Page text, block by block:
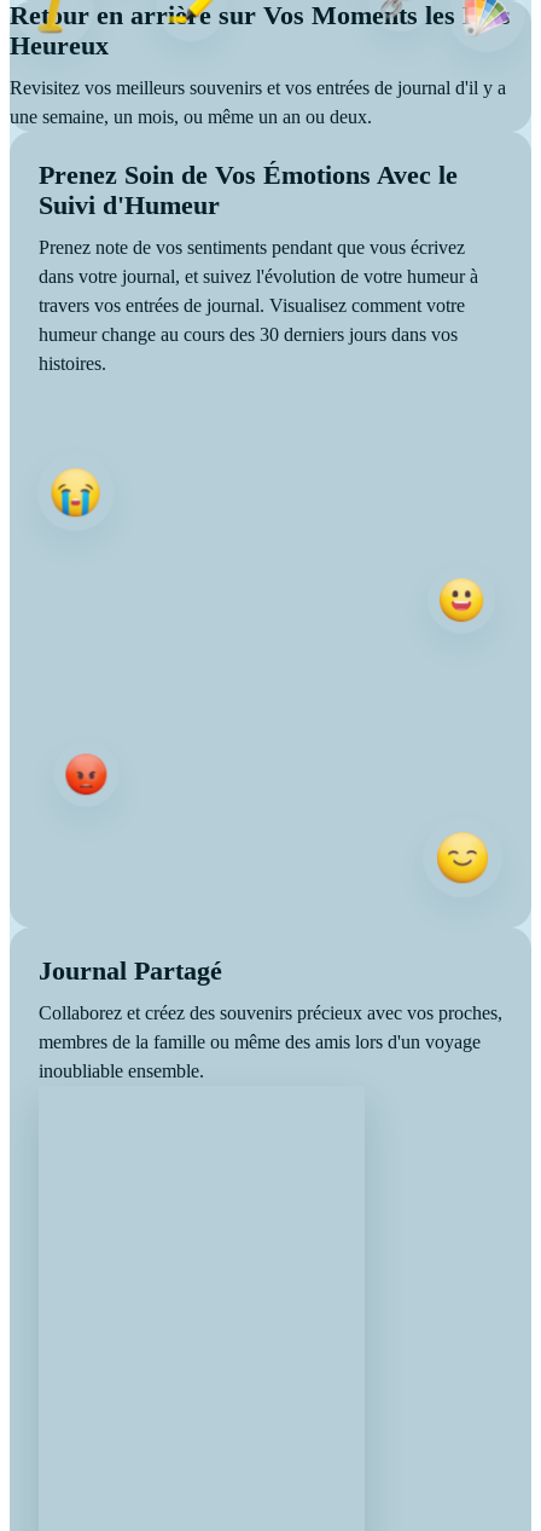
Retour en arrière sur Vos Moments les Plus
Heureux
Revisitez vos meilleurs souvenirs et vos entrées de journal d'il y a
une semaine, un mois, ou même un an ou deux.
Prenez Soin de Vos Émotions Avec le
Suivi d'Humeur
Prenez note de vos sentiments pendant que vous écrivez
dans votre journal, et suivez l'évolution de votre humeur à
travers vos entrées de journal. Visualisez comment votre
humeur change au cours des 30 derniers jours dans vos
histoires.
Journal Partagé
Collaborez et créez des souvenirs précieux avec vos proches,
membres de la famille ou même des amis lors d'un voyage
inoubliable ensemble.